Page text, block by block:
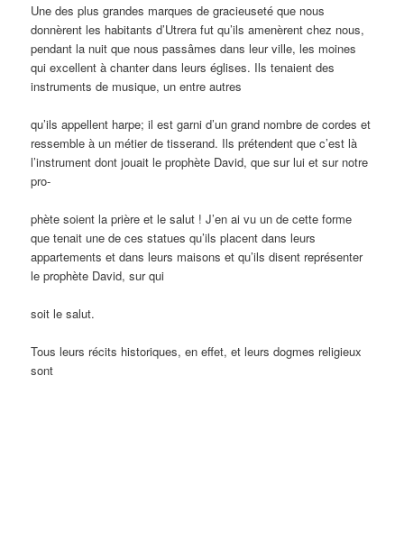
Une des plus grandes marques de gracieuseté que nous
donnèrent les habitants d’Utrera fut qu’ils amenèrent chez nous,
pendant la nuit que nous passâmes dans leur ville, les moines
qui excellent à chanter dans leurs églises. Ils tenaient des
instruments de musique, un entre autres
qu’ils appellent harpe; il est garni d’un grand nombre de cordes et
ressemble à un métier de tisserand. Ils prétendent que c’est là
l’instrument dont jouait le prophète David, que sur lui et sur notre
pro-
phète soient la prière et le salut ! J’en ai vu un de cette forme
que tenait une de ces statues qu’ils placent dans leurs
appartements et dans leurs maisons et qu’ils disent représenter
le prophète David, sur qui
soit le salut.
Tous leurs récits historiques, en effet, et leurs dogmes religieux
sont